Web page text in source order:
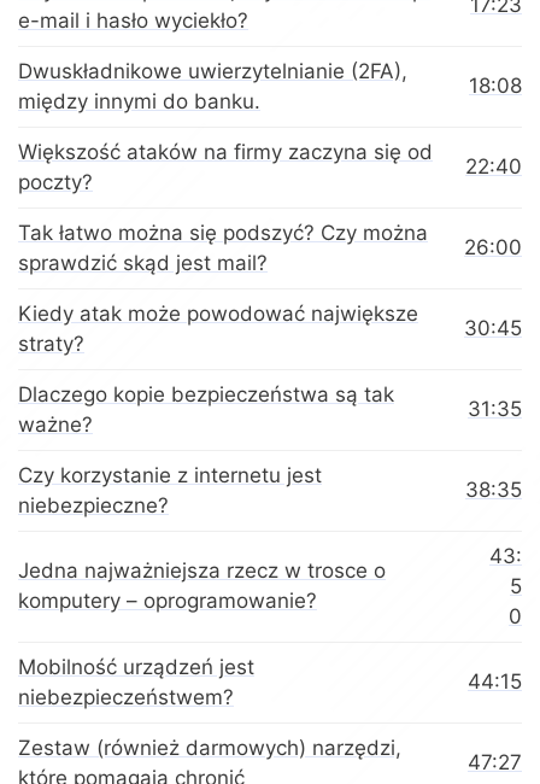
e-mail i hasło wyciekło?
Dwuskładnikowe uwierzytelnianie (2FA),
między innymi do banku.
18:08
Większość ataków na firmy zaczyna się od
poczty?
22:40
Tak łatwo można się podszyć? Czy można
sprawdzić skąd jest mail?
26:00
Kiedy atak może powodować największe
straty?
30:45
Dlaczego kopie bezpieczeństwa są tak
ważne?
31:35
Czy korzystanie z internetu jest
niebezpieczne?
38:35
Jedna najważniejsza rzecz w trosce o
komputery – oprogramowanie?
43:
5
0
Mobilność urządzeń jest
niebezpieczeństwem?
44:15
Zestaw (również darmowych) narzędzi,
które pomagają chronić
47:27